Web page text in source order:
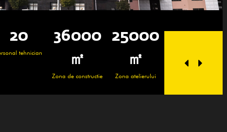
36000
㎡
Zona de constructie
25000
㎡
Zona atelierului
100+
Angajați pricepuți